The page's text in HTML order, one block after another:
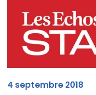
4 septembre 2018